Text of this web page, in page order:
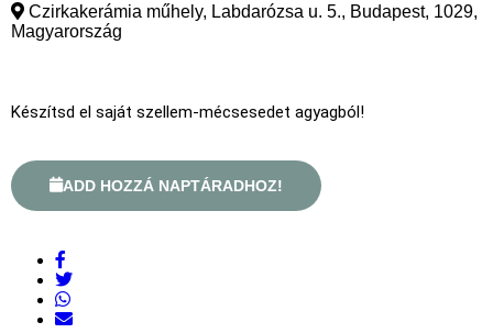
Czirkakerámia műhely, Labdarózsa u. 5., Budapest, 1029,
Magyarország
Készítsd el saját szellem-mécsesedet agyagból!
ADD HOZZÁ NAPTÁRADHOZ!